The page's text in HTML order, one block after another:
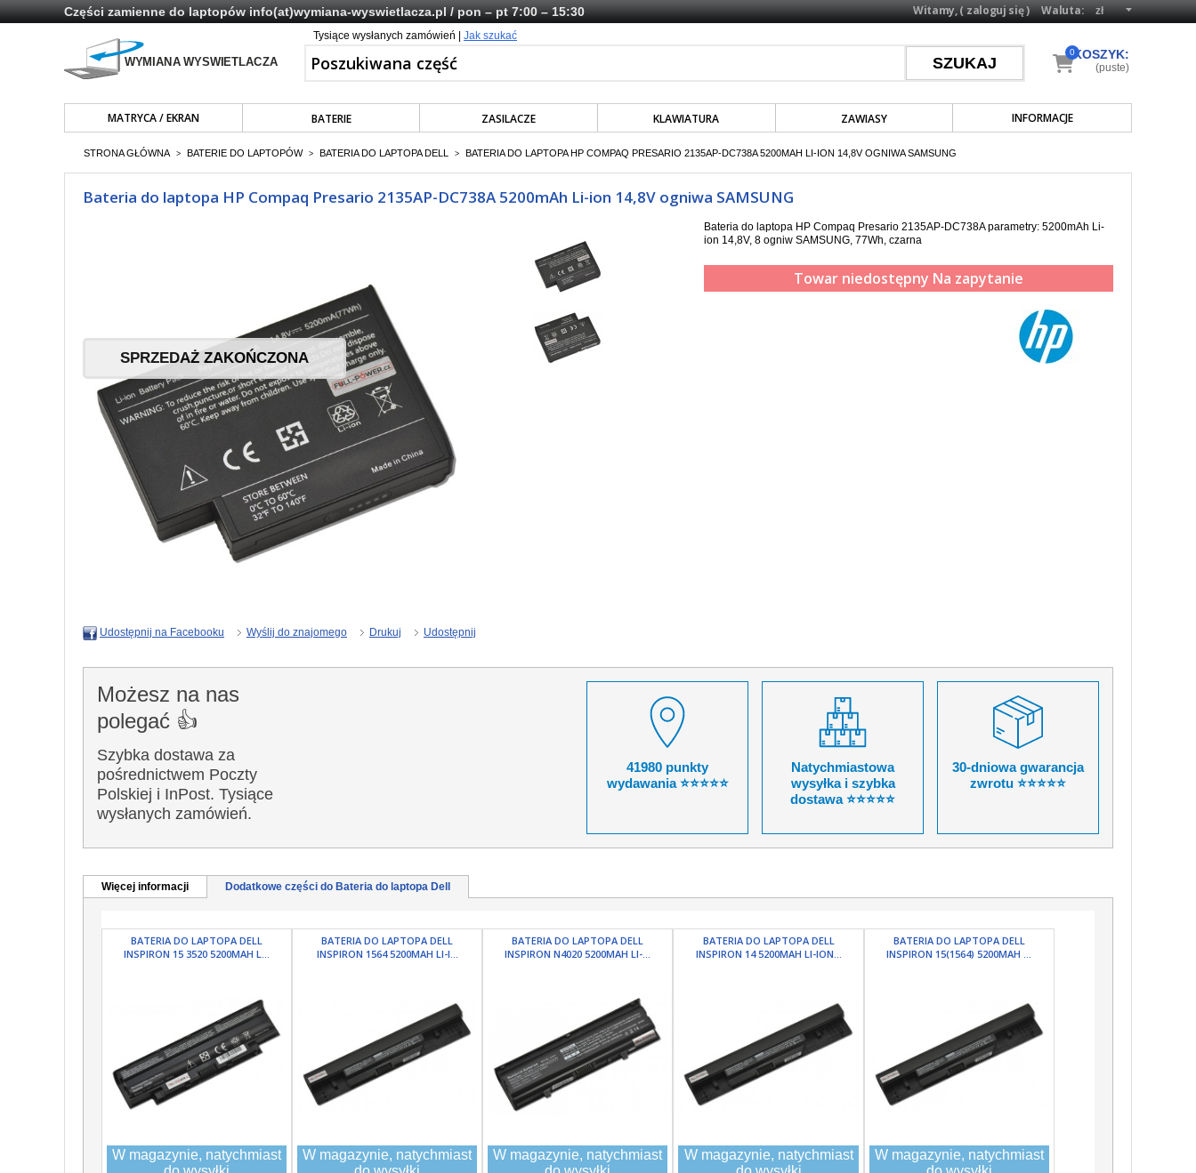
Części zamienne do laptopówinfo(at)wymiana-wyswietlacza.pl/ pon – pt 7:00 – 15:30 Waluta:
Witamy, (zaloguj się)
Tysiące wysłanych zamówień | Jak szukać
MATRYCA / EKRAN BATERIE ZASILACZE KLAWIATURA ZAWIASY INFORMACJE
KOSZYK:
0
(puste)
STRONA GŁÓWNA > BATERIE DO LAPTOPÓW > BATERIA DO LAPTOPA DELL > BATERIA DO LAPTOPA HP COMPAQ PRESARIO 2135AP-DC738A 5200MAH LI-ION 14,8V OGNIWA SAMSUNG
Bateria do laptopa HP Compaq Presario 2135AP-DC738A 5200mAh Li-ion 14,8V ogniwa SAMSUNG
SPRZEDAŻ ZAKOŃCZONA
Bateria do laptopa HP Compaq Presario 2135AP-DC738A parametry: 5200mAh Li-
ion 14,8V, 8 ogniw SAMSUNG, 77Wh, czarna
Towar niedostępny Na zapytanie
Udostępnij na Facebooku Wyślij do znajomego Drukuj Udostępnij
Możesz na nas
polegać 👍
Szybka dostawa za
pośrednictwem Poczty
Polskiej i InPost. Tysiące
wysłanych zamówień.
41980 punkty
wydawania ⭐⭐⭐⭐⭐
Natychmiastowa
wysyłka i szybka
dostawa ⭐⭐⭐⭐⭐
30-dniowa gwarancja
zwrotu ⭐⭐⭐⭐⭐
Więcej informacji Dodatkowe części do Bateria do laptopa Dell
BATERIA DO LAPTOPA DELL
INSPIRON 15 3520 5200MAH L...
W magazynie, natychmiast
BATERIA DO LAPTOPA DELL
INSPIRON 1564 5200MAH LI-I...
W magazynie, natychmiast
BATERIA DO LAPTOPA DELL
INSPIRON N4020 5200MAH LI-...
W magazynie, natychmiast
BATERIA DO LAPTOPA DELL
INSPIRON 14 5200MAH LI-ION...
W magazynie, natychmiast
BATERIA DO LAPTOPA DELL
INSPIRON 15(1564) 5200MAH ...
W magazynie, natychmiast